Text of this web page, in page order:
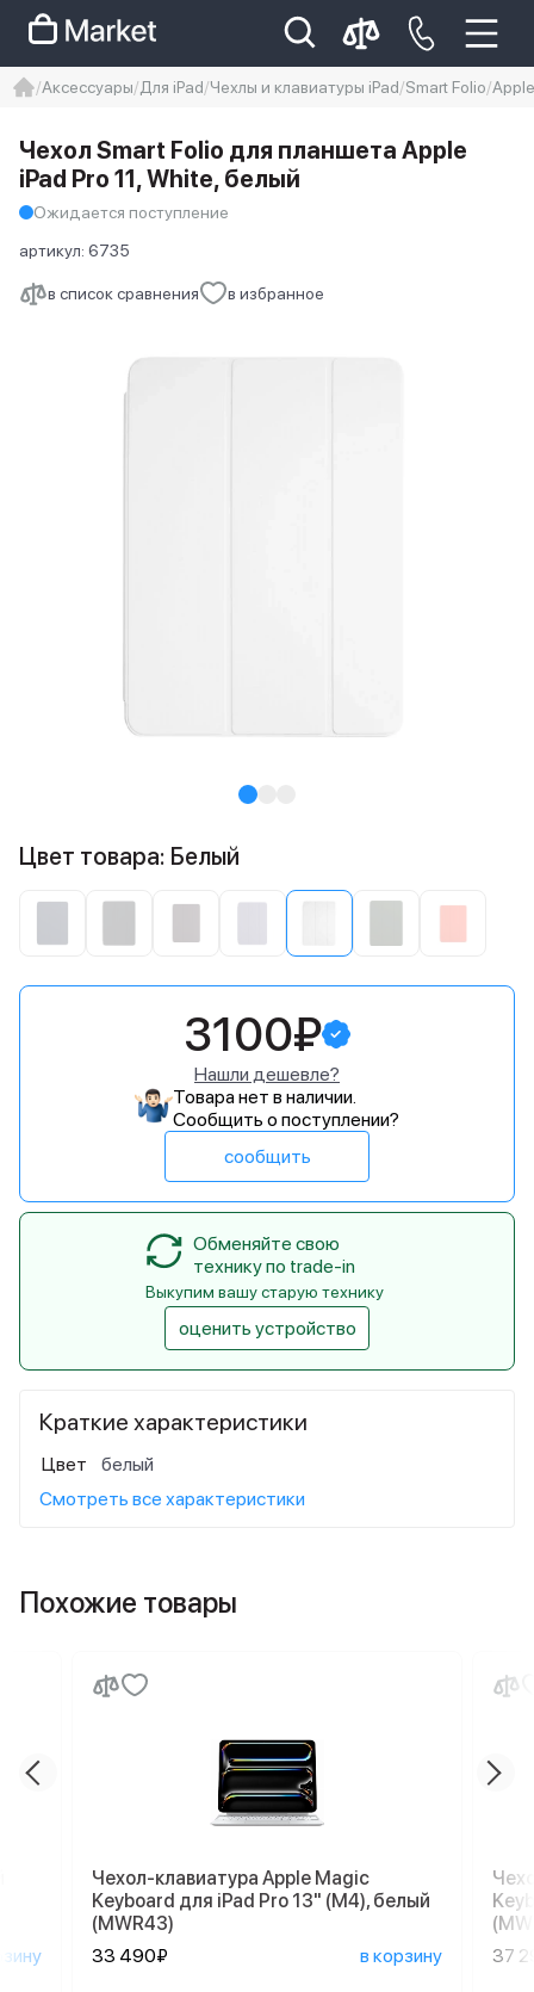
Iphone 14 pro max
айфон 14
Аксессуары Для iPad Чехлы и клавиатуры iPad Smart Folio
в список сравнения в избранное
Чехол Smart Folio для планшета Apple
iPad Pro 11, White, белый
Ожидается поступление
артикул: 6735
Краткие характеристики
Цвет
белый
Смотреть все характеристики
Цвет товара: Белый
3100₽
Нашли дешевле?
Товара нет в наличии.
Сообщить о поступлении?
сообщить
Обменяйте свою
технику по trade-in
Выкупим вашу старую технику
оценить устройство
Похожие товары
Чехол-клавиатура Apple Magic
Keyboard для iPad Pro 13" (M4), белый
(MWR43)
33 490₽
в корзину
37